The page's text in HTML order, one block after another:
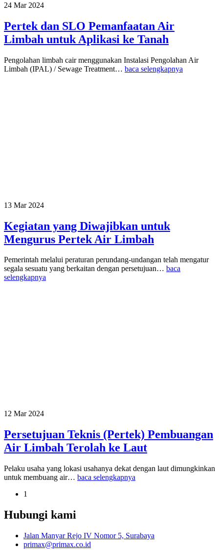
24 Mar 2024
Pertek dan SLO Pemanfaatan Air
Limbah untuk Aplikasi ke Tanah
Pengolahan limbah cair menggunakan Instalasi Pengolahan Air
Limbah (IPAL) / Sewage Treatment… baca selengkapnya
13 Mar 2024
Kegiatan yang Diwajibkan untuk
Mengurus Pertek Air Limbah
Pemerintah melalui peraturan perundang-undangan telah mengatur
segala sesuatu yang berkaitan dengan persetujuan… baca
selengkapnya
12 Mar 2024
Persetujuan Teknis (Pertek) Pembuangan
Air Limbah Terolah ke Laut
Pelaku usaha yang lokasi usahanya dekat dengan laut dimungkinkan
untuk membuang air… baca selengkapnya
1
Hubungi kami
Jalan Manyar Rejo IV Nomor 5, Surabaya
primax@primax.co.id